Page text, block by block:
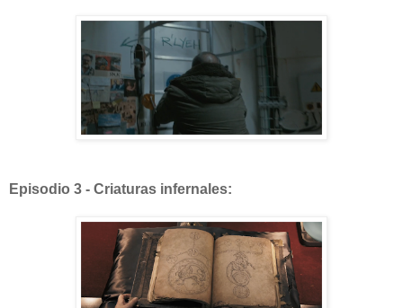
Episodio 3 - Criaturas infernales: